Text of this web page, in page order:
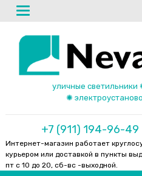
уличные светильники
✺
+7 (911) 194-96-49
Интернет-магазин работает
курьером или доставкой в пункты
пт с 10 до 20, сб-вс -выходной.